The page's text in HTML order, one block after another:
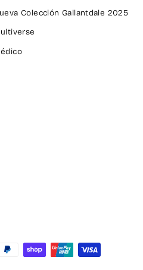
Colección Gallantdale 2025